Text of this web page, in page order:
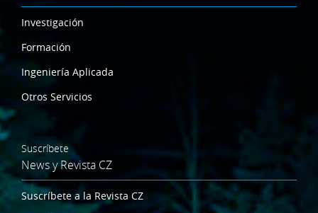
Investigación
Formación
Ingeniería Aplicada
Otros Servicios
Suscríbete
News y Revista CZ
Suscríbete a la Revista CZ